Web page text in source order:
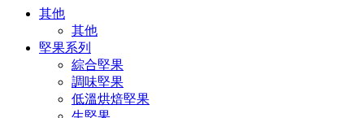
其他
其他
堅果系列
綜合堅果
調味堅果
低溫烘焙堅果